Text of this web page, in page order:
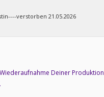
verstorben 21.05.2026
Deiner Produktion